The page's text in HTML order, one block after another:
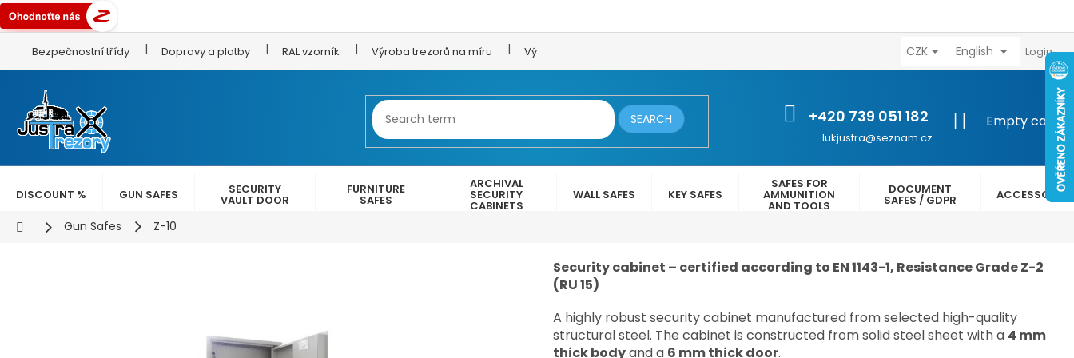
content
+420 739 051 182
lukjustra@seznam.cz
Bezpečnostní třídy Dopravy a platby RAL vzorník Výroba trezorů na míru Výroba trezorových dveří Reklamační řád Obchodní
CZK English Login
SEARCH
SHOPPING
Empty cart
DISCOUNT % GUN SAFES SECURITY
VAULT DOOR
FURNITURE
SAFES
ARCHIVAL
SECURITY
CABINETS
WALL SAFES KEY SAFES
SAFES FOR
AMMUNITION
AND TOOLS
DOCUMENT
SAFES / GDPR ACCESSORIES
HomeGun Safes Z-10
Security cabinet – certified according to EN 1143-1, Resistance Grade Z-2
(RU 15)
A highly robust security cabinet manufactured from selected high-quality
structural steel. The cabinet is constructed from solid steel sheet with a 4 mm
thick bodyand a 6 mm thick door.